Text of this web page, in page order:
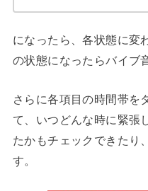
になったら、各状態に変
の状態になったらバイブ
さらに各項目の時間帯を
て、いつどんな時に緊張
たかもチェックできたり
す。